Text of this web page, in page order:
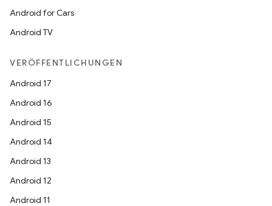
Android for Cars
Android TV
VERÖFFENTLICHUNGEN
Android 17
Android 16
Android 15
Android 14
Android 13
Android 12
Android 11